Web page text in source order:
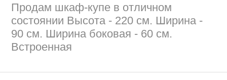
Продам шкаф-купе в отличном
состоянии Высота - 220 см. Ширина -
90 см. Ширина боковая - 60 см.
Встроенная